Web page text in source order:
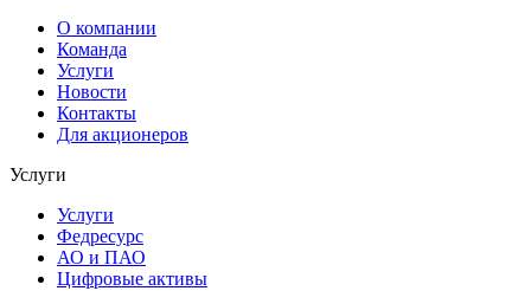
О компании
Команда
Услуги
Новости
Контакты
Для акционеров
Услуги
Услуги
Федресурс
АО и ПАО
Цифровые активы